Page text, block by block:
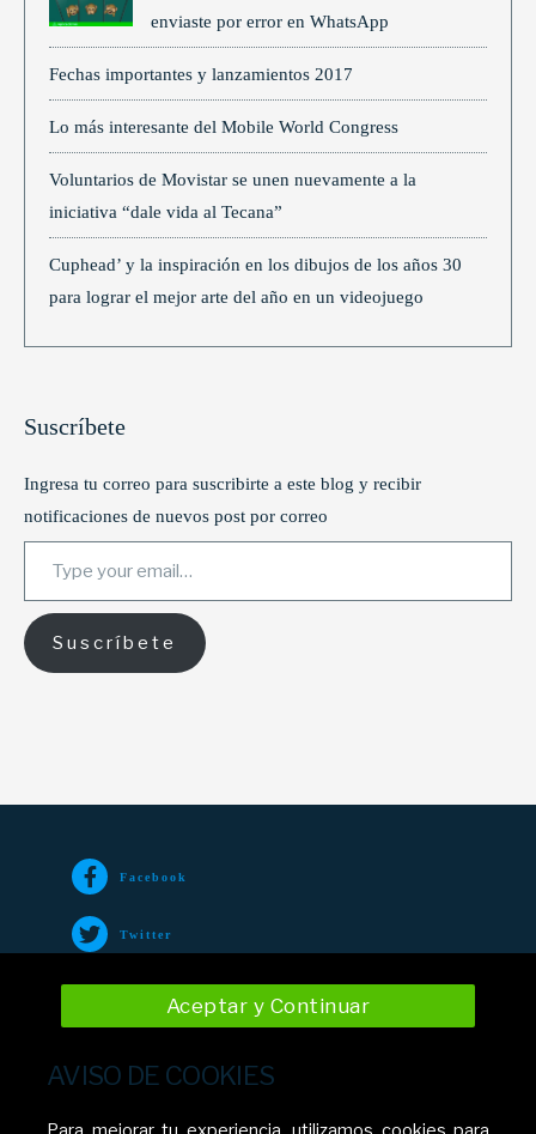
enviaste por error en WhatsApp
Fechas importantes y lanzamientos 2017
Lo más interesante del Mobile World Congress
Voluntarios de Movistar se unen nuevamente a la
iniciativa “dale vida al Tecana”
Cuphead’ y la inspiración en los dibujos de los años 30
para lograr el mejor arte del año en un videojuego
Suscríbete
Ingresa tu correo para suscribirte a este blog y recibir
notificaciones de nuevos post por correo
Type your email…
Suscríbete
Facebook
Twitter
AVISO DE COOKIES
Aceptar y Continuar